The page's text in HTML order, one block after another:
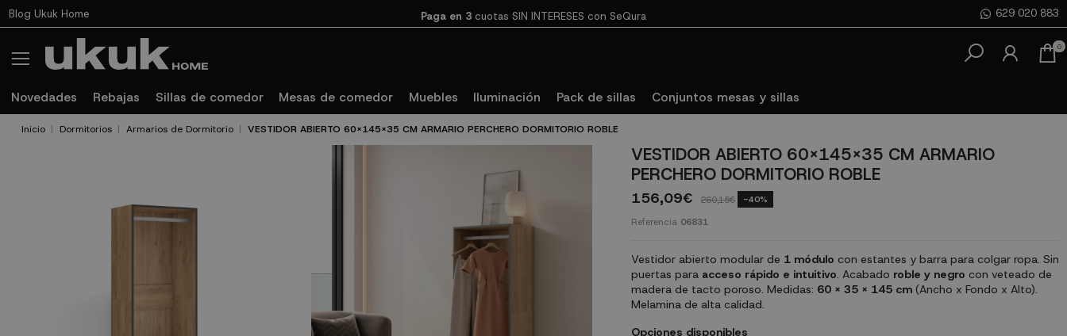
Blog Ukuk Home Paga en 3 cuotas SIN INTERESES con SeQura 629 020 883
0
Novedades Rebajas Sillas de comedor Mesas de comedor Muebles Iluminación Pack de sillas Conjuntos mesas y sillas
Inicio Dormitorios Armarios de Dormitorio VESTIDOR ABIERTO 60X145X35 CM ARMARIO PERCHERO DORMITORIO ROBLE
VESTIDOR ABIERTO 60X145X35 CM ARMARIO
PERCHERO DORMITORIO ROBLE
156,09€ 260,15€ -40%
Referencia 06831
Vestidor abierto modular de 1 módulo con estantes y barra para colgar ropa. Sin
puertas para acceso rápido e intuitivo. Acabado roble y negro con veteado de
madera de tacto poroso. Medidas: 60 x 35 x 145 cm(Ancho x Fondo x Alto).
Melamina de alta calidad.
Opciones disponibles